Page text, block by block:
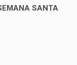
SANTA